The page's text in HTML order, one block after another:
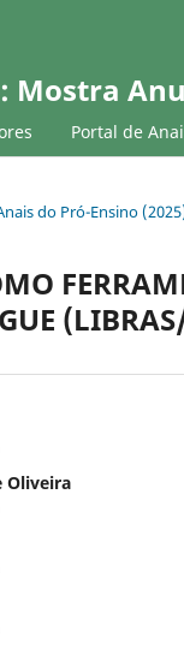
Mostra
Portal de
do Pró-Ensino
Oliveira